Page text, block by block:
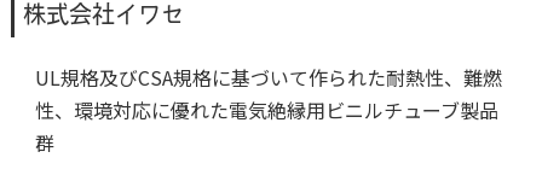
株式会社イワセ
UL規格及びCSA規格に基づいて作られた耐熱性、難燃
性、環境対応に優れた電気絶縁用ビニルチューブ製品
群